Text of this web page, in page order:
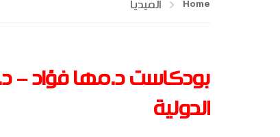
Home الميديا
بودكاست د.مها فؤاد –
الدولية